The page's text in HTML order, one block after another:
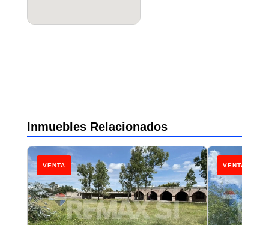
Inmuebles Relacionados
VENTA VENTA